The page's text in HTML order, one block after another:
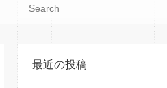
最近の投稿